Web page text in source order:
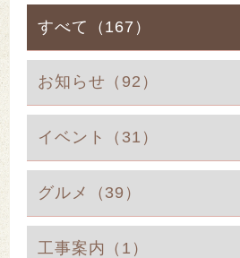
すべて（167）
お知らせ（92）
イベント（31）
グルメ（39）
工事案内（1）